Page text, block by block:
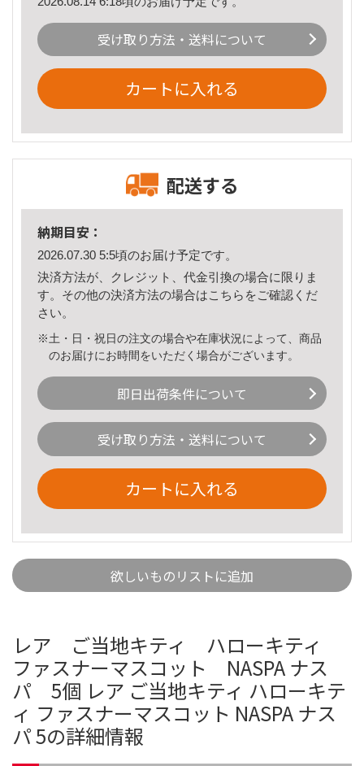
受け取り方法・送料について
カートに入れる
配送する
納期目安：
2026.07.30 5:5頃のお届け予定です。
決済方法が、クレジット、代金引換の場合に限りま
す。その他の決済方法の場合はこちら をご確認くだ
さい。
※土・日・祝日の注文の場合や在庫状況によって、商品
のお届けにお時間をいただく場合がございます。
即日出荷条件について
受け取り方法・送料について
カートに入れる
欲しいものリストに追加
レア ご当地キティ ハローキティ
ファスナーマスコット NASPA ナス
パ 5個 レア ご当地キティ ハローキテ
ィ ファスナーマスコット NASPA ナス
パ 5の詳細情報